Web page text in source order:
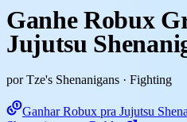
Ganhe Robux
Jujutsu
por Tze's Shenanigans · Fighting
Ganhar Robux pra Jujutsu